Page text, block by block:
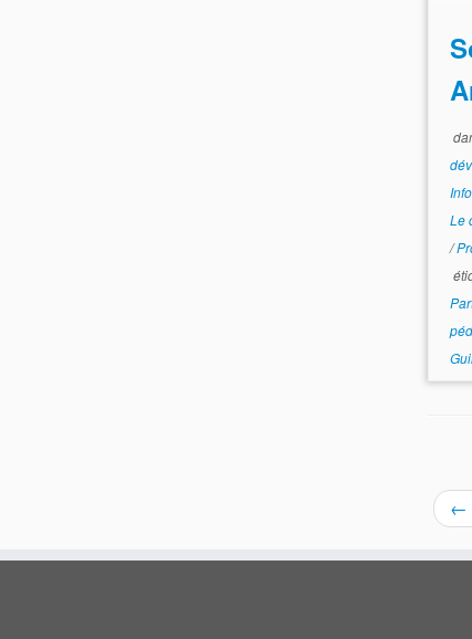
Le
/
←